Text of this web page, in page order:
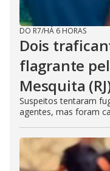
DO R7/HÁ 6 HORAS
Dois
flagrante
Mesquita
Suspeitos tentaram
agentes, mas foram